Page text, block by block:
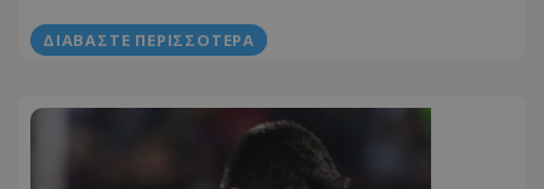
ΔΙΑΒΆΣΤΕ ΠΕΡΙΣΣΌΤΕΡΑ